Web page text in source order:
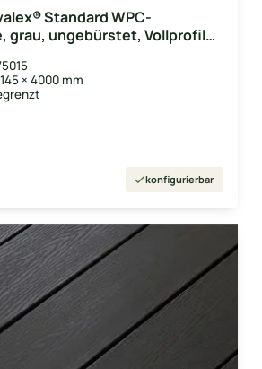
Standard WPC-
grau, ungebürstet, Vollprofil
× 4000 mm
konfigurierbar